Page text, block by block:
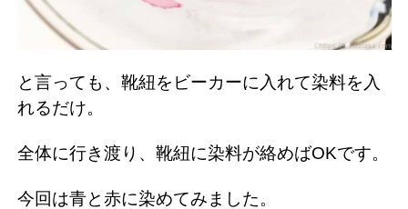
と言っても、靴紐をビーカーに入れて染料を入
れるだけ。
全体に行き渡り、靴紐に染料が絡めばOKです。
今回は青と赤に染めてみました。